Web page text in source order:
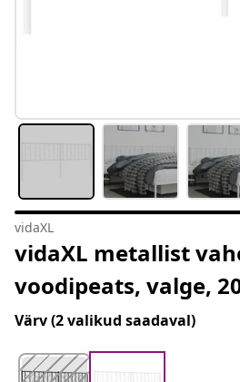
vidaXL
vidaXL metallist
voodipeats, valge,
Värv(2 valikud saadaval)